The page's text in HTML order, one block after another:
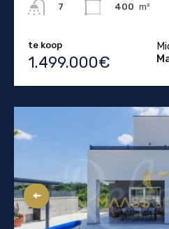
7
400 m²
te koop
1.499.000€